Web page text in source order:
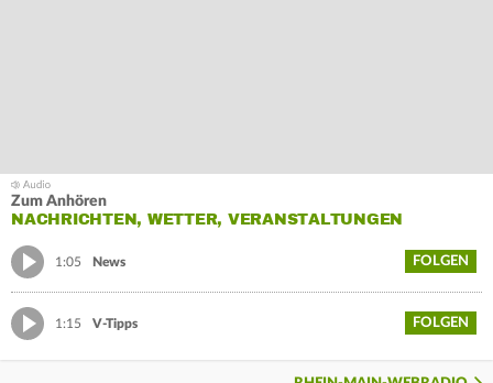
Zum Anhören
NACHRICHTEN, WETTER, VERANSTALTUNGEN
1:05 News FOLGEN
1:15 V-Tipps FOLGEN